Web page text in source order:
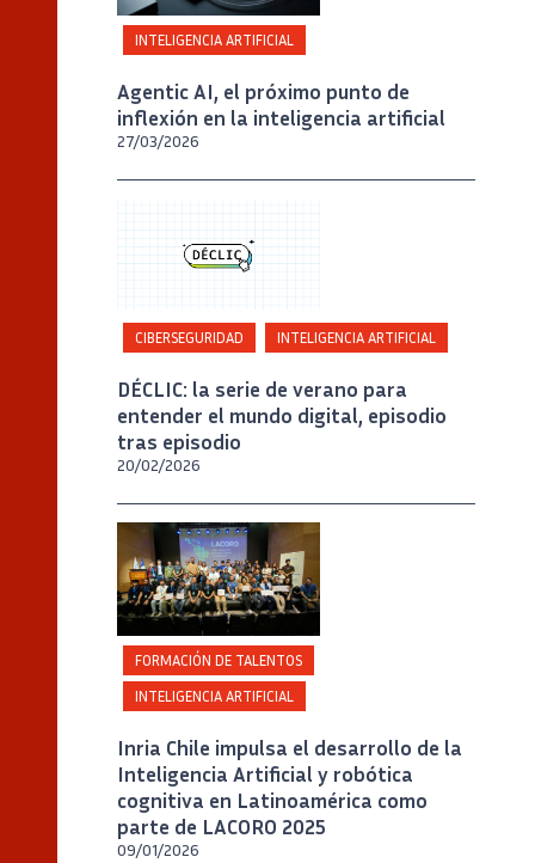
INTELIGENCIA ARTIFICIAL
Agentic AI, el próximo punto de
inflexión en la inteligencia artificial
27/03/2026
CIBERSEGURIDAD INTELIGENCIA ARTIFICIAL
DÉCLIC: la serie de verano para
entender el mundo digital, episodio
tras episodio
20/02/2026
Crédito
LACORO
FORMACIÓN DE TALENTOS
INTELIGENCIA ARTIFICIAL
Inria Chile impulsa el desarrollo de la
Inteligencia Artificial y robótica
cognitiva en Latinoamérica como
parte de LACORO 2025
09/01/2026